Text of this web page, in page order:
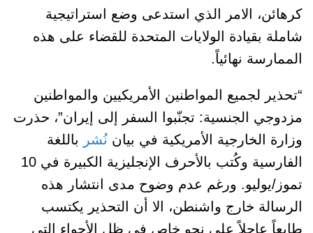
كرهائن، الامر الذي استدعى وضع استراتيجية
شاملة بقيادة الولايات المتحدة للقضاء على هذه
الممارسة نهائياً.
“تحذير لجميع المواطنين الأمريكيين والمواطنين
مزدوجي الجنسية: تجنّبوا السفر إلى إيران”، حذرت
وزارة الخارجية الأمريكية في بيان نُشر
باللغة
الفارسية وكُتب بالأحرف الإنجليزية الكبيرة في 10
تموز/يوليو. ورغم عدم وضوح مدى انتشار هذه
الرسالة خارج واشنطن، الا أن التحذير يكتسب
طابعاً عاجلاً على نحو خاص في ظل الأجواء التي